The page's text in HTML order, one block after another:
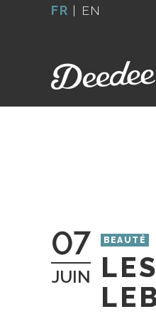
FR | EN
07
JUIN
BEAUTÉ